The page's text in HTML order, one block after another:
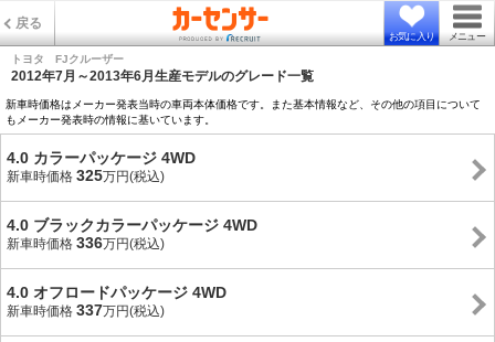
戻る
お気に入り メニュー
トヨタ FJクルーザー
2012年7月～2013年6月生産モデルのグレード一覧
新車時価格はメーカー発表当時の車両本体価格です。また基本情報など、その他の項目について
もメーカー発表時の情報に基いています。
4.0 カラーパッケージ 4WD
新車時価格 325万円(税込)
4.0 ブラックカラーパッケージ 4WD
新車時価格 336万円(税込)
4.0 オフロードパッケージ 4WD
新車時価格 337万円(税込)